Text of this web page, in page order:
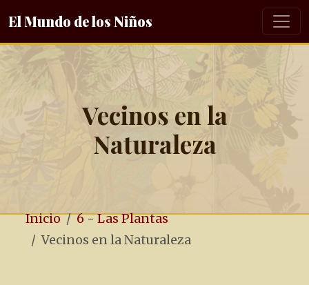
El Mundo de los Niños
Vecinos en la
Naturaleza
Inicio
6 - Las Plantas
Vecinos en la Naturaleza